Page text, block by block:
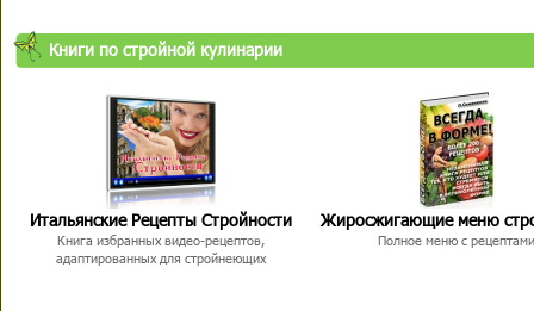
Книги по стройной кулинарии
Итальянские Рецепты Стройности
Книга избранных видео-рецептов,
адаптированных для стройнеющих
Жиросжигающие меню
Полное меню с рецептами